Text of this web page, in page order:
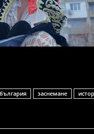
българия заснемане